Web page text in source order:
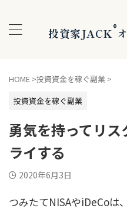
投資家JACK®
HOME >投資資金を稼ぐ副業 >
投資資金を稼ぐ副業
勇気を持ってリ
ライする
2020年6月3日
つみたてNISAやiDeCoは、